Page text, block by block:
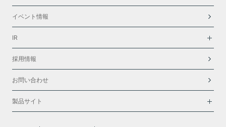
イベント情報
IR
採用情報
お問い合わせ
製品サイト